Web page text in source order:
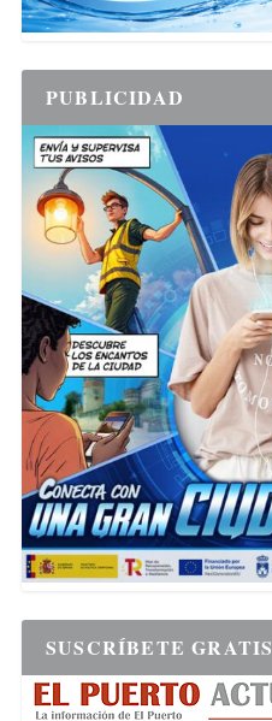
PUBLICIDAD
SUSCRÍBETE GRATIS